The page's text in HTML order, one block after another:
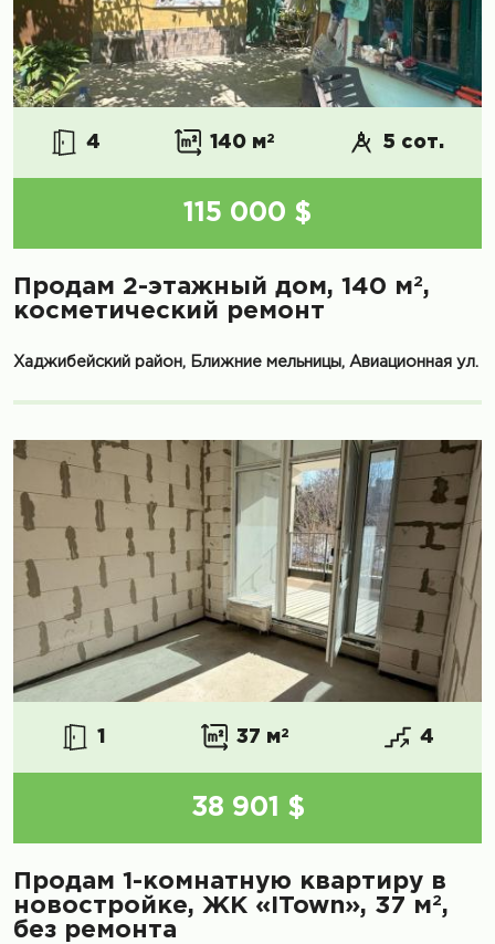
4 140 м2 5 сот.
115 000 $
Продам 2-этажный дом, 140 м2,
косметический ремонт
Хаджибейский район, Ближние мельницы, Авиационная ул.
1 37 м2 4
38 901 $
Продам 1-комнатную квартиру в
новостройке, ЖК «ITown», 37 м2,
без ремонта